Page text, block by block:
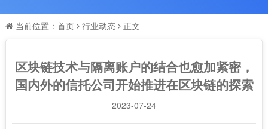
当前位置： 首页 行业动态 正文
区块链技术与隔离账户的结合也愈加紧密，
国内外的信托公司开始推进在区块链的探索
2023-07-24